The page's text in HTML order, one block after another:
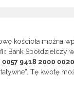
kościoła można
Bank Spółdzielczy w
0057 9418 2000 0020
Tę kwotę